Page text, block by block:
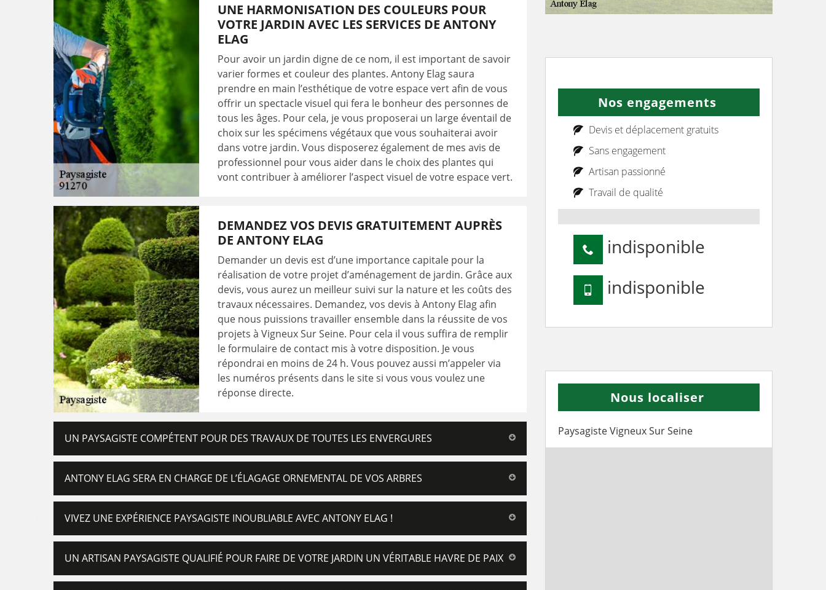
UNE HARMONISATION DES COULEURS POUR
VOTRE JARDIN AVEC LES SERVICES DE ANTONY
ELAG
Pour avoir un jardin digne de ce nom, il est important de savoir
varier formes et couleur des plantes. Antony Elag saura
prendre en main l’esthétique de votre espace vert afin de vous
offrir un spectacle visuel qui fera le bonheur des personnes de
tous les âges. Pour cela, je vous proposerai un large éventail de
choix sur les spécimens végétaux que vous souhaiterai avoir
dans votre jardin. Vous disposerez également de mes avis de
professionnel pour vous aider dans le choix des plantes qui
vont contribuer à améliorer l’aspect visuel de votre espace vert.
DEMANDEZ VOS DEVIS GRATUITEMENT AUPRÈS
DE ANTONY ELAG
Demander un devis est d’une importance capitale pour la
réalisation de votre projet d’aménagement de jardin. Grâce aux
devis, vous aurez un meilleur suivi sur la nature et les coûts des
travaux nécessaires. Demandez, vos devis à Antony Elag afin
que nous puissions travailler ensemble dans la réussite de vos
projets à Vigneux Sur Seine. Pour cela il vous suffira de remplir
le formulaire de contact mis à votre disposition. Je vous
répondrai en moins de 24 h. Vous pouvez aussi m’appeler via
les numéros présents dans le site si vous vous voulez une
réponse directe.
UN PAYSAGISTE COMPÉTENT POUR DES TRAVAUX DE TOUTES LES ENVERGURES
ANTONY ELAG SERA EN CHARGE DE L’ÉLAGAGE ORNEMENTAL DE VOS ARBRES
VIVEZ UNE EXPÉRIENCE PAYSAGISTE INOUBLIABLE AVEC ANTONY ELAG !
UN ARTISAN PAYSAGISTE QUALIFIÉ POUR FAIRE DE VOTRE JARDIN UN VÉRITABLE HAVRE DE PAIX
Nos engagements
Devis et déplacement gratuits
Sans engagement
Artisan passionné
Travail de qualité
indisponible
indisponible
Nous localiser
Paysagiste Vigneux Sur Seine